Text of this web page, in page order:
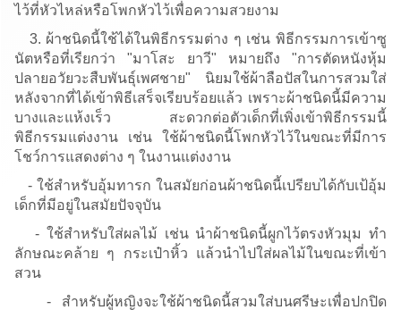
ไว้ที่หัวไหล่หรือโพกหัวไว้เพื่อความสวยงาม
3. ผ้าชนิดนี้ใช้ได้ในพิธีกรรมต่าง ๆ เช่น พิธีกรรมการเข้าซู
นัตหรือที่เรียกว่า "มาโสะ ยาวี" หมายถึง "การตัดหนังหุ้ม
ปลายอวัยวะสืบพันธ์ุเพศชาย" นิยมใช้ผ้าลือปัสในการสวมใส่
หลังจากที่ได้เข้าพิธีเสร็จเรียบร้อยแล้ว เพราะผ้าชนิดนี้มีความ
บางและแห้งเร็ว สะดวกต่อตัวเด็กที่เพิ่งเข้าพิธีกรรมนี้
พิธีกรรมแต่งงาน เช่น ใช้ผ้าชนิดนี้โพกหัวไว้ในขณะที่มีการ
โชว์การแสดงต่าง ๆ ในงานแต่งงาน
- ใช้สำหรับอุ้มทารก ในสมัยก่อนผ้าชนิดนี้เปรียบได้กับเป้อุ้ม
เด็กที่มีอยู่ในสมัยปัจจุบัน
- ใช้สำหรับใส่ผลไม้ เช่น นำผ้าชนิดนี้ผูกไว้ตรงหัวมุม ทำ
ลักษณะคล้าย ๆ กระเป๋าหิ้ว แล้วนำไปใส่ผลไม้ในขณะที่เข้า
สวน
- สำหรับผู้หญิงจะใช้ผ้าชนิดนี้สวมใส่บนศรีษะเพื่อปกปิด